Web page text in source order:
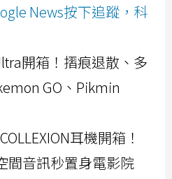
News按下追蹤，科
開箱！摺痕退散、多
GO、Pikmin
耳機開箱！
間音訊秒置身電影院